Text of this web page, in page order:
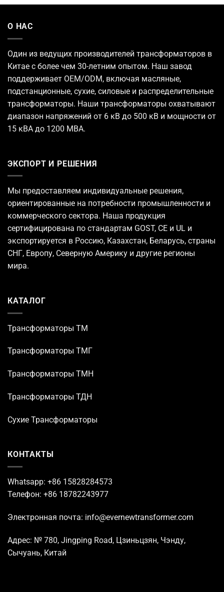
О НАС
Один из ведущих производителей трансформаторов в
Китае с более чем 30-летним опытом. Наш завод
поддерживает OEM/ODM, включая масляные,
подстанционные, сухие, силовые и распределительные
трансформаторы. Наши трансформаторы охватывают
диапазон напряжений от 6 кВ до 500 кВ и мощности от
15 кВА до 1200 МВА.
ЭКСПОРТ И РЕШЕНИЯ
Мы предоставляем индивидуальные решения,
ориентированные на потребности промышленности и
коммерческого сектора. Наша продукция
сертифицирована по стандартам GOST, CE и UL и
экспортируется в Россию, Казахстан, Беларусь, страны
СНГ, Европу, Северную Америку и другие регионы
мира.
КАТАЛОГ
Трансформаторы TM
Трансформаторы ТМГ
Трансформаторы ТМН
Трансформаторы ТДН
Сухие Трансформаторы
КОНТАКТЫ
Whatsapp: +86 15828284573
Телефон: +86 18782243977
Электронная почта: info@evernewtransformer.com
Адрес: № 780, Jingping Road, Цзиньцзян, Чэнду,
Сычуань, Китай